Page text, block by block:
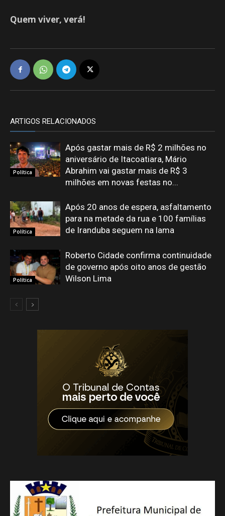
Quem viver, verá!
ARTIGOS RELACIONADOS
Política
Após gastar mais de R$ 2 milhões no
aniversário de Itacoatiara, Mário
Abrahim vai gastar mais de R$ 3
milhões em novas festas no...
Política
Após 20 anos de espera, asfaltamento
para na metade da rua e 100 famílias
de Iranduba seguem na lama
Política
Roberto Cidade confirma continuidade
de governo após oito anos de gestão
Wilson Lima